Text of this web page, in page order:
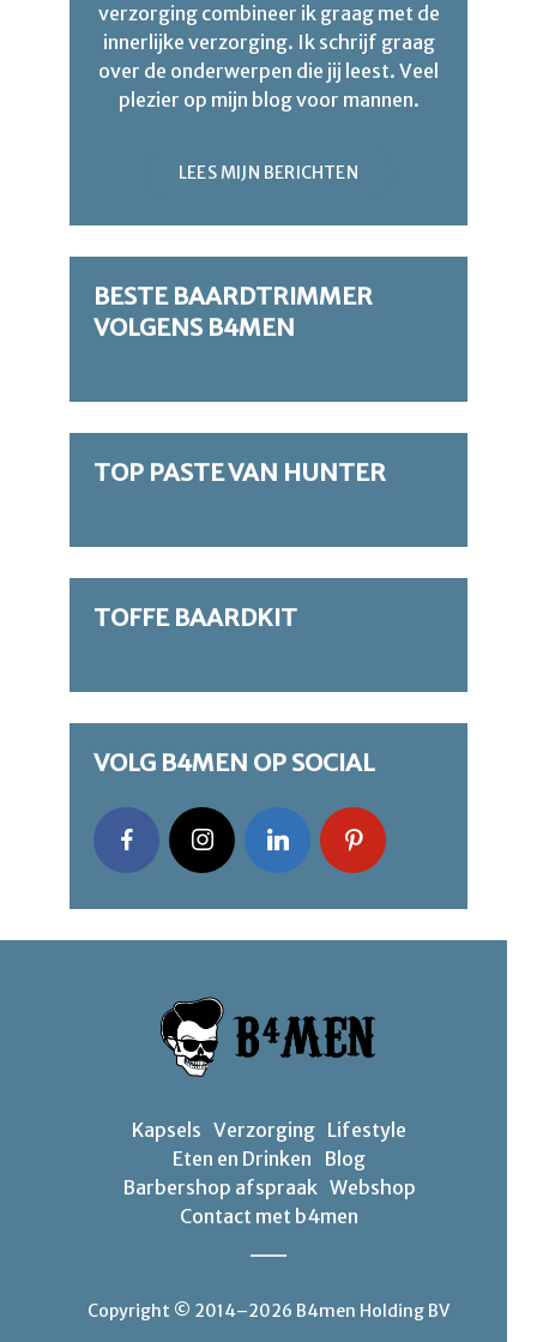
verzorging combineer ik graag met de
innerlijke verzorging. Ik schrijf graag
over de onderwerpen die jij leest. Veel
plezier op mijn blog voor mannen.
LEES MIJN BERICHTEN
BESTE BAARDTRIMMER
VOLGENS B4MEN
TOP PASTE VAN HUNTER
TOFFE BAARDKIT
VOLG B4MEN OP SOCIAL
Kapsels Verzorging Lifestyle
Eten en Drinken
Blog
Barbershop afspraak Webshop
Contact met b4men
Copyright © 2014–2026 B4men Holding BV